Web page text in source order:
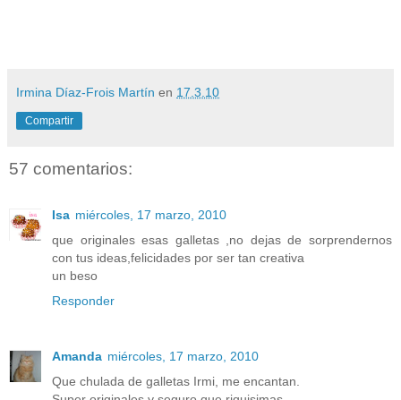
Irmina Díaz-Frois Martín en 17.3.10
Compartir
57 comentarios:
Isa miércoles, 17 marzo, 2010
que originales esas galletas ,no dejas de sorprendernos
con tus ideas,felicidades por ser tan creativa
un beso
Responder
Amanda miércoles, 17 marzo, 2010
Que chulada de galletas Irmi, me encantan.